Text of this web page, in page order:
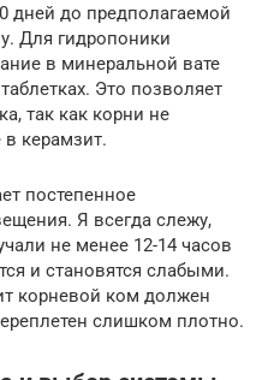
дней до предполагаемой
Для гидропоники
в минеральной вате
Это позволяет
так как корни не
керамзит.
постепенное
Я всегда слежу,
не менее 12-14 часов
и становятся слабыми.
корневой ком должен
слишком плотно.